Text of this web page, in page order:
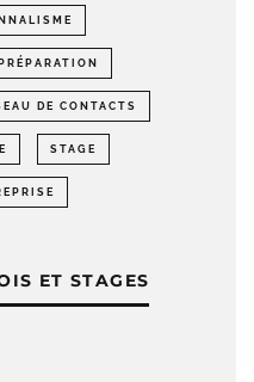
PRÉPARATION
DE CONTACTS
STAGE
ET STAGES